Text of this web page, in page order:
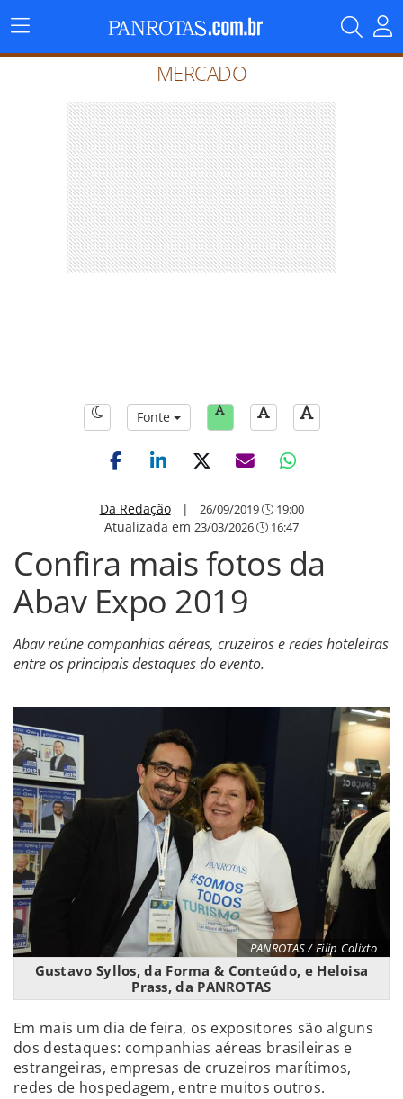
Menu
Principal
MERCADO
Fonte
Da Redação| 26/09/2019 19:00
Atualizada em 23/03/2026 16:47
Confira mais fotos da
Abav Expo 2019
Abav reúne companhias aéreas, cruzeiros e redes hoteleiras
entre os principais destaques do evento.
PANROTAS / Filip Calixto
Gustavo Syllos, da Forma & Conteúdo, e Heloisa
Prass, da PANROTAS
Em mais um dia de feira, os expositores são alguns
dos destaques: companhias aéreas brasileiras e
estrangeiras, empresas de cruzeiros marítimos,
redes de hospedagem, entre muitos outros.